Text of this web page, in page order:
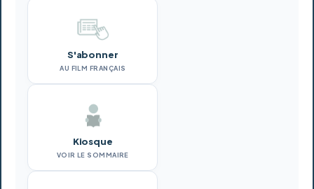
S'abonner
AU FILM FRANÇAIS
Kiosque
VOIR LE SOMMAIRE